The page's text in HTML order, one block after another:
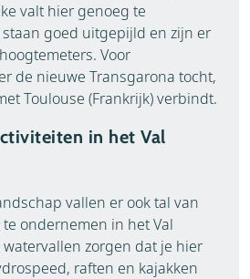
valt hier genoeg te
goed uitgepijld en zijn er
Voor
de nieuwe Transgarona tocht,
Toulouse (Frankrijk) verbindt.
in het Val
vallen er ook tal van
ondernemen in het Val
watervallen zorgen dat je hier
raften en kajakken